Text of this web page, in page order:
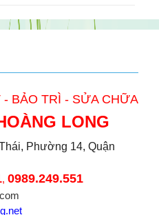
BẢO TRÌ - SỬA CHỮA
LONG
Phường 14, Quận
, 0989.249.551